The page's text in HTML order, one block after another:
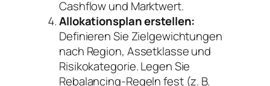
Cashflow und Marktwert.
Allokationsplan erstellen:
Definieren Sie Zielgewichtungen
nach Region, Assetklasse und
Risikokategorie. Legen Sie
Rebalancing-Regeln fest (z. B.